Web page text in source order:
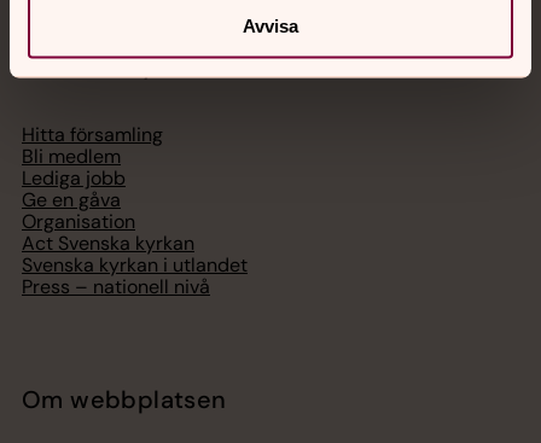
Avvisa
Svenska kyrkan
Hitta församling
Bli medlem
Lediga jobb
Ge en gåva
Organisation
Act Svenska kyrkan
Svenska kyrkan i utlandet
Press – nationell nivå
Om webbplatsen